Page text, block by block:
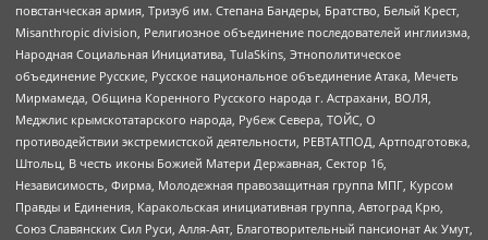
повстанческая армия, Тризуб им. Степана Бандеры, Братство, Белый Крест,
Misanthropic division, Религиозное объединение последователей инглиизма,
Народная Социальная Инициатива, TulaSkins, Этнополитическое
объединение Русские, Русское национальное объединение Атака, Мечеть
Мирмамеда, Община Коренного Русского народа г. Астрахани, ВОЛЯ,
Меджлис крымскотатарского народа, Рубеж Севера, ТОЙС, О
противодействии экстремистской деятельности, РЕВТАТПОД, Артподготовка,
Штольц, В честь иконы Божией Матери Державная, Сектор 16,
Независимость, Фирма, Молодежная правозащитная группа МПГ, Курсом
Правды и Единения, Каракольская инициативная группа, Автоград Крю,
Союз Славянских Сил Руси, Алля-Аят, Благотворительный пансионат Ак Умут,